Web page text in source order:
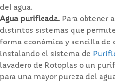
del agua.
Agua purificada. Para obtener
distintos sistemas que
forma económica y sencilla de
instalando el sistema de
lavadero de Rotoplas o un
para una mayor pureza del